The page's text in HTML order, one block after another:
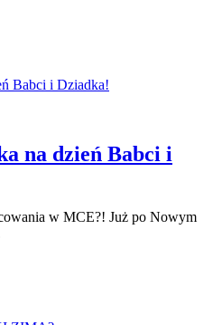
na dzień Babci i
w MCE?! Już po Nowym